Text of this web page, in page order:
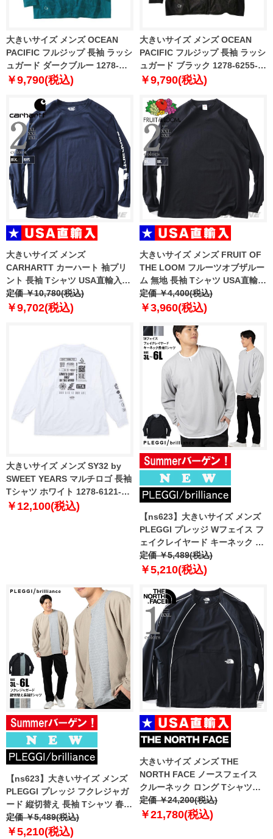
大きいサイズ メンズ OCEAN
PACIFIC フルジップ 長袖 ラッシ
ュガード ダークブルー 1278-
6255-1 3L 4L 5L 6L 8L
￥9,790(税込)
大きいサイズ メンズ OCEAN
PACIFIC フルジップ 長袖 ラッシ
ュガード ブラック 1278-6255-2
3L 4L 5L 6L 8L
￥9,790(税込)
大きいサイズ メンズ
CARHARTT カーハート 袖プリ
ント 長袖 Tシャツ USA直輸入
k231
定価 ￥10,780(税込)
￥9,702(税込)
大きいサイズ メンズ FRUIT OF
THE LOOM フルーツオブザルー
ム 無地 長袖 Tシャツ USA直輸入
81575100
定価 ￥4,400(税込)
￥3,960(税込)
大きいサイズ メンズ SY32 by
SWEET YEARS マルチロゴ 長袖
Tシャツ ホワイト 1278-6121-1
3L 4L 5L 6L
￥12,100(税込)
【ns623】大きいサイズ メンズ
PLEGGI プレッジ Wフェイス フ
ェイクレイヤード キーネック 長
袖 Tシャツ 春夏新作 66-13129-2
【fre】
定価 ￥5,489(税込)
￥5,210(税込)
【ns623】大きいサイズ メンズ
PLEGGI プレッジ フクレジャガ
ード 縦切替え 長袖 Tシャツ 春夏
新作 66-13198-2 【fre】
定価 ￥5,489(税込)
￥5,210(税込)
大きいサイズ メンズ THE
NORTH FACE ノースフェイス
クルーネック ロング Tシャツ
DYNAMO CREWNECK USA直輸
入 nm5mr54j
定価 ￥24,200(税込)
￥21,780(税込)